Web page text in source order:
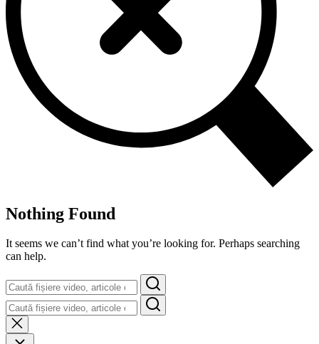
Nothing Found
It seems we can’t find what you’re looking for. Perhaps searching
can help.
Search
Search